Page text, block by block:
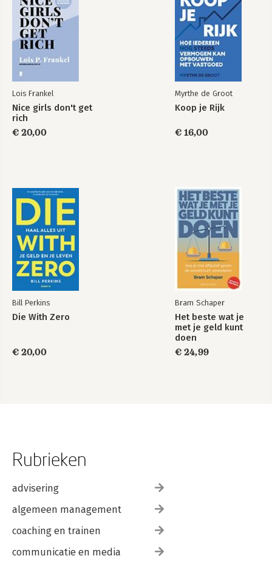
Lois Frankel
Nice girls don't get
rich
€ 20,00
Myrthe de Groot
Koop je Rijk
€ 16,00
Bill Perkins
Die With Zero
€ 20,00
Bram Schaper
Het beste wat je
met je geld kunt
doen
€ 24,99
Rubrieken
advisering
algemeen management
coaching en trainen
communicatie en media